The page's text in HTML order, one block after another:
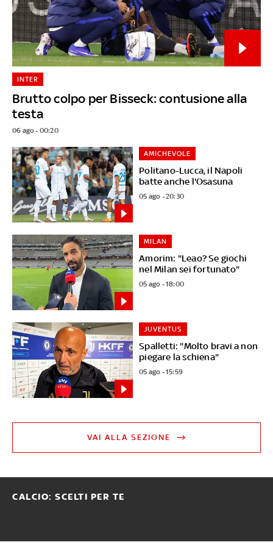
Brutto colpo per Bisseck: contusione alla
testa
INTER
06 ago - 00:20
Politano-Lucca, il Napoli
batte anche l'Osasuna
AMICHEVOLE
05 ago - 20:30
Amorim: "Leao? Se giochi
nel Milan sei fortunato"
MILAN
05 ago - 18:00
Spalletti: "Molto bravi a non
piegare la schiena"
JUVENTUS
05 ago - 15:59
VAI ALLA SEZIONE
CALCIO: SCELTI PER TE